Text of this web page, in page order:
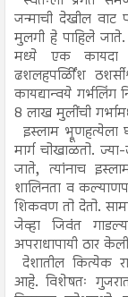
जन्माची देखील वाट
मुलगी हे पाहिले
मध्ये एक कायदा
ढशलहपर्ळिींश
कायद्यान्वये
8 लाख मुलींची
इस्लाम भ्रूणहत्येला
मार्ग चोखाळतो.
जाते, त्यांनाच
शालिनता व
शिकवण तो देतो.
जेव्हा जिवंत
अपराधापायी ठार
देशातील कित्येक
आहे. विशेषतः